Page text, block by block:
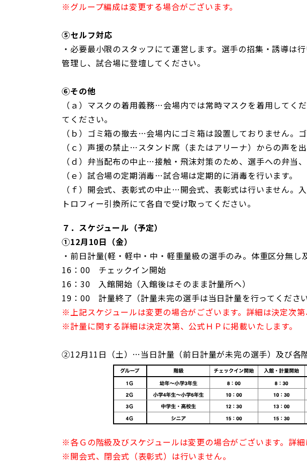
※グループ編成は変更する場合がございます。
⑤セルフ対応
・必要最小限のスタッフにて運営します。選手の招集・誘導は
管理し、試合場に登壇してください。
⑥その他
（ａ）マスクの着用義務…会場内では常時マスクを着用してく
てください。
（ｂ）ゴミ箱の撤去…会場内にゴミ箱は設置しておりません。
（ｃ）声援の禁止…スタンド席（またはアリーナ）からの声を出
（ｄ）弁当配布の中止…接触・飛沫対策のため、選手への弁当
（ｅ）試合場の定期消毒…試合場は定期的に消毒を行います。
（ｆ）開会式、表彰式の中止…開会式、表彰式は行いません。
トロフィー引換所にて各自で受け取ってください。
７．スケジュール（予定）
①12月10日（金）
・前日計量(軽・軽中・中・軽重量級の選手のみ。体重区分無
16：00 チェックイン開始
16：30 入館開始（入館後はそのまま計量所へ）
19：00 計量終了（計量未完の選手は当日計量を行ってください
※上記スケジュールは変更の場合がございます。詳細は決定次第
※計量に関する詳細は決定次第、公式ＨＰに掲載いたします。
②12月11日（土）…当日計量（前日計量が未完の選手）及び各
※各Ｇの階級及びスケジュールは変更の場合がございます。詳
※開会式、閉会式（表彰式）は行いません。